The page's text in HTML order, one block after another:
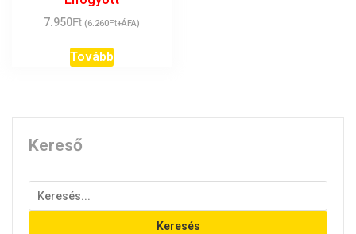
7.950Ft (6.260Ft+ÁFA)
Tovább
Kereső
Keresés